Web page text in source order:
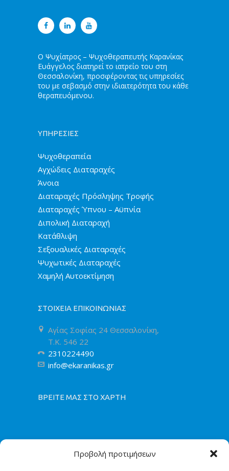
Προβολή προτιμήσεων
Ο Ψυχίατρος – Ψυχοθεραπευτής Καρανίκας
Ευάγγελος διατηρεί το ιατρείο του στη
Θεσσαλονίκη, προσφέροντας τις υπηρεσίες
του με σεβασμό στην ιδιαιτερότητα του κάθε
θεραπευόμενου.
ΥΠΗΡΕΣΙΕΣ
Ψυχοθεραπεία
Αγχώδεις Διαταραχές
Άνοια
Διαταραχές Πρόσληψης Τροφής
Διαταραχές Ύπνου – Αϋπνία
Διπολική Διαταραχή
Κατάθλιψη
Σεξουαλικές Διαταραχές
Ψυχωτικές Διαταραχές
Χαμηλή Αυτοεκτίμηση
ΣΤΟΙΧΕΙΑ ΕΠΙΚΟΙΝΩΝΙΑΣ
Αγίας Σοφίας 24 Θεσσαλονίκη,
T.K. 546 22
2310224490
info@ekaranikas.gr
ΒΡΕΙΤΕ ΜΑΣ ΣΤΟ ΧΑΡΤΗ